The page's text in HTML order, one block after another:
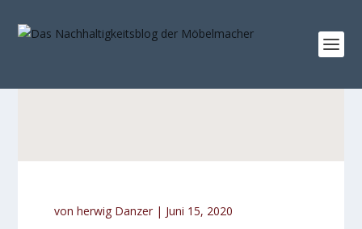
vonherwig Danzer | Juni 15, 2020